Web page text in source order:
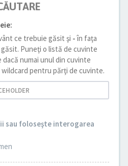
ce trebuie găsit şi -în faţa
Puneţi o listă de cuvinte
numai unul din cuvinte
pentru părţi de cuvinte.
sau foloseşte interogarea